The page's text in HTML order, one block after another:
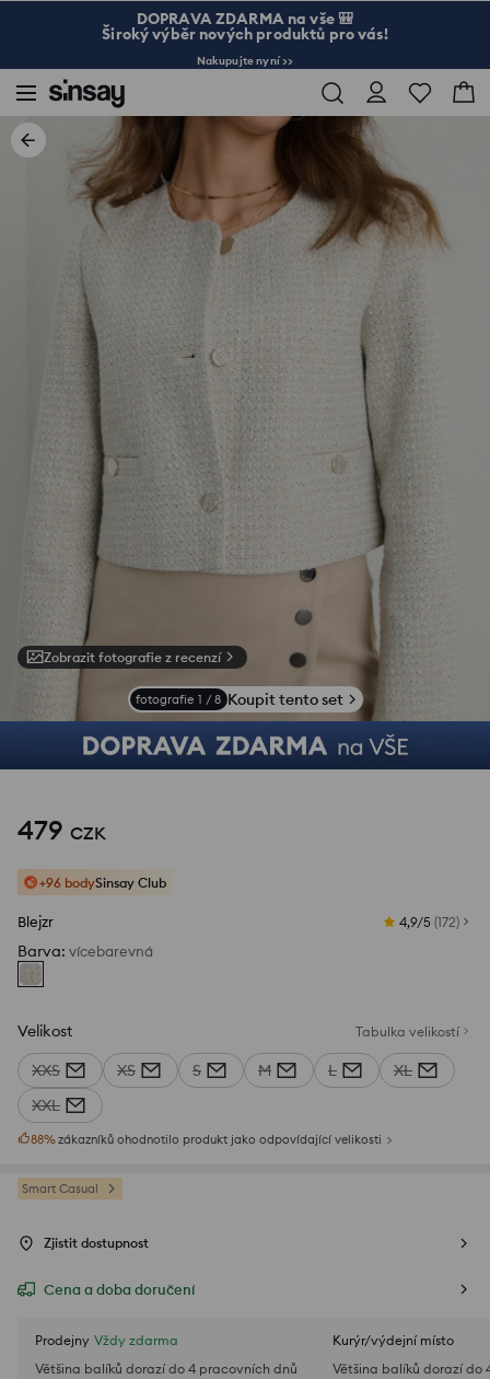
DOPRAVA ZDARMA na vše 🎒
Široký výběr nových produktů pro vás!
Nakupujte nyní >>
Zobrazit fotografie z recenzí
fotografie 1 / 8 Koupit tento set
479 CZK
+96 bodySinsay Club
Blejzr 4,9/5 (172)
Barva: vícebarevná
Velikost Tabulka velikostí
XXS XS S M L
XL
XXL
88%zákazníků ohodnotilo produkt jako odpovídající velikosti
Smart Casual
Zjistit dostupnost
Cena a doba doručení
Prodejny Vždy zdarma
Většina balíků dorazí do 4 pracovních dnů
Kurýr/výdejní místo
Většina balíků dorazí do